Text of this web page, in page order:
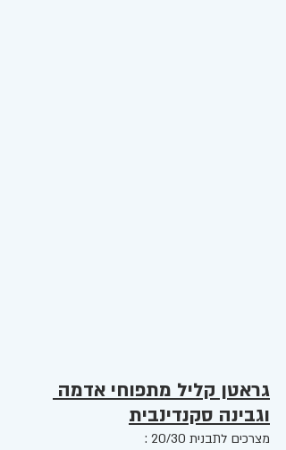
גראטן קליל מתפוחי אדמה
וגבינה סקנדינבית
מצרכים לתבנית 20/30 :